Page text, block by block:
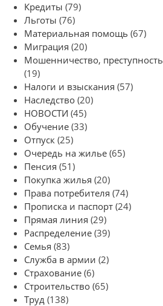
Кредиты (79)
Льготы (76)
Материальная помощь (67)
Миграция (20)
Мошенничество, преступность
(19)
Налоги и взыскания (57)
Наследство (20)
НОВОСТИ (45)
Обучение (33)
Отпуск (25)
Очередь на жилье (65)
Пенсия (51)
Покупка жилья (20)
Права потребителя (74)
Прописка и паспорт (24)
Прямая линия (29)
Распределение (39)
Семья (83)
Служба в армии (2)
Страхование (6)
Строительство (65)
Труд (138)